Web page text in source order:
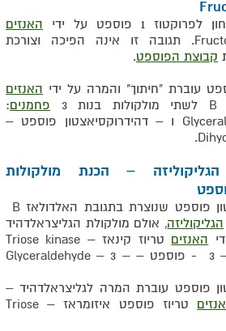
1 פוספט על ידי
האנזים
פרוקטוקינאז - Fructokinase. תגובה זו אינה הפיכה וצורכת
קבוצת הפוספט.
האנזים
פחמנים:
גליצראלדהיד – Glyceraldehyde ו – דהידרוקסיאצטון פוספט –
– הכנת מולקולות
הגליקוליזה, אולם מולקולת הגליצראלדהיד
האנזים
טריוז קינאז – Triose kinase
למולקולת גליצראלדהיד – 3 - פוספט – Glyceraldehyde – 3 –
פוספט עוברת המרה לגליצראלדהיד –
טריוז פוספט איזומראז – Triose